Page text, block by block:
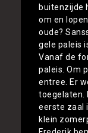
buitenzijde
om en
oude?
gele paleis
Vanaf de
paleis. Om
entree. Er
toegelaten.
eerste zaal
klein